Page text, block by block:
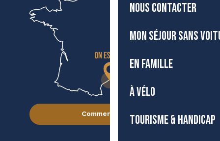
NOUS CONTACTER
MON SÉJOUR SANS
EN FAMILLE
À VÉLO
TOURISME & HANDICAP
Comment venir ?